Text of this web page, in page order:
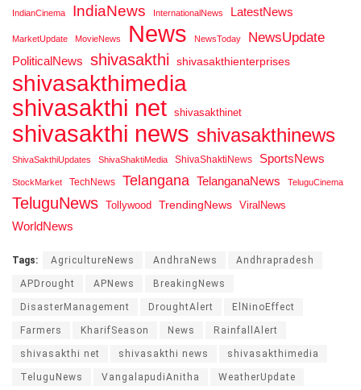
IndianCinema IndiaNews InternationalNews LatestNews
MarketUpdate MovieNews News NewsToday NewsUpdate
PoliticalNews shivasakthi shivasakthienterprises
shivasakthimedia
shivasakthi net shivasakthinet
shivasakthi news shivasakthinews
ShivaSakthiUpdates ShivaShaktiMedia ShivaShaktiNews SportsNews
StockMarket TechNews Telangana TelanganaNews TeluguCinema
TeluguNews Tollywood TrendingNews ViralNews
WorldNews
Tags: AgricultureNews AndhraNews Andhrapradesh
APDrought APNews BreakingNews
DisasterManagement DroughtAlert ElNinoEffect
Farmers KharifSeason News RainfallAlert
shivasakthi net shivasakthi news shivasakthimedia
TeluguNews VangalapudiAnitha WeatherUpdate